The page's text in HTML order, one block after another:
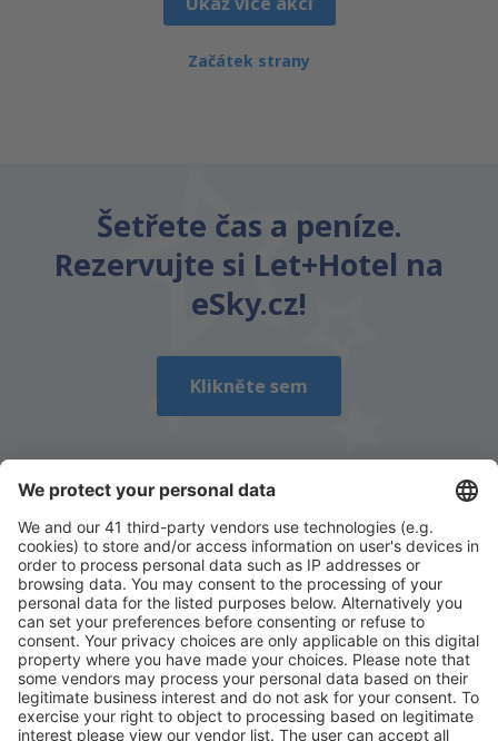
Praha, Vaclav Havel (PRG)
Začátek strany
Šetřete čas a peníze.
Rezervujte si Let+Hotel na
eSky.cz!
Klikněte sem
Stáhněte si naši aplikacia plánujte své cesty
pohodlně